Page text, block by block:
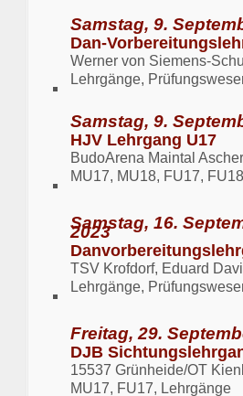
Samstag, 9.
Dan-
Werner von Siemens-
Lehrgänge,
Samstag, 9.
HJV Lehrgang U17
BudoArena Maintal
MU17, MU18, FU17,
Samstag, 16.
2023
TSV Krofdorf, Eduard
Lehrgänge,
Freitag, 29.
DJB
15537 Grünheide/OT
MU17, FU17, Lehrgänge